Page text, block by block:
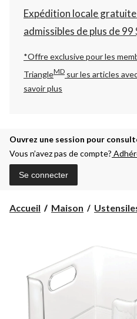
Expédition locale
admissibles de plus de 99
*Offre exclusive pour les
TriangleMD sur les articles
savoir plus
Ouvrez une session pour
Vous n’avez pas de compte?
Se connecter
Accueil Maison